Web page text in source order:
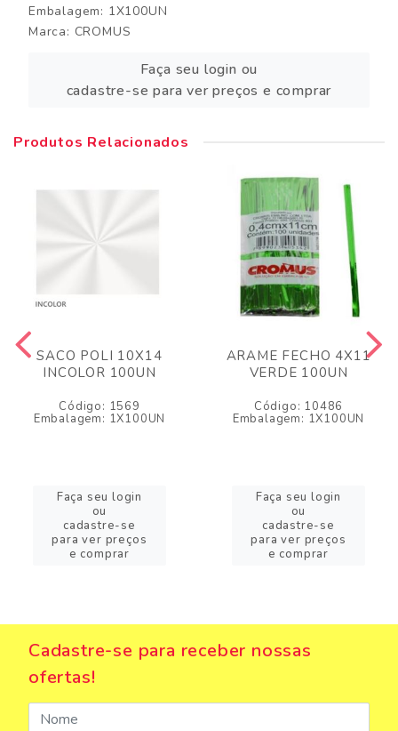
Embalagem: 1X100UN
Marca: CROMUS
Faça seu login ou
cadastre-se para ver preços e comprar
Produtos Relacionados
SACO POLI 10X14
INCOLOR 100UN
Código: 1569
Embalagem: 1X100UN
Faça seu login
ou
cadastre-se
para ver preços
e comprar
ARAME FECHO 4X11
VERDE 100UN
Código: 10486
Embalagem: 1X100UN
Faça seu login
ou
cadastre-se
para ver preços
e comprar
Cadastre-se para receber nossas
ofertas!